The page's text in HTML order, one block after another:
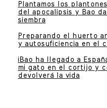
Plantamos los
del apocalipsis y Bao
siembra
Preparando el huerto
y autosuficiencia en el
¡Bao ha llegado a
mi gato en el cortijo y
devolverá la vida